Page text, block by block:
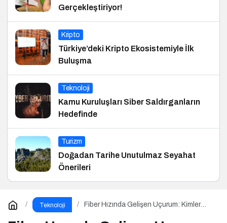
Gerçekleştiriyor!
Kripto
Türkiye’deki Kripto Ekosistemiyle İlk
Buluşma
Teknoloji
Kamu Kuruluşları Siber Saldırganların
Hedefinde
Turizm
Doğadan Tarihe Unutulmaz Seyahat
Önerileri
Teknoloji
Fiber Hızında Gelişen Uçurum: Kimler